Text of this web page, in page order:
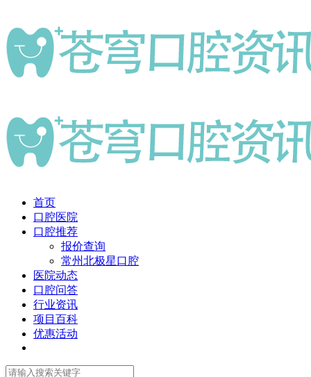
首页
口腔医院
口腔推荐
报价查询
常州北极星口腔
医院动态
口腔问答
行业资讯
项目百科
优惠活动